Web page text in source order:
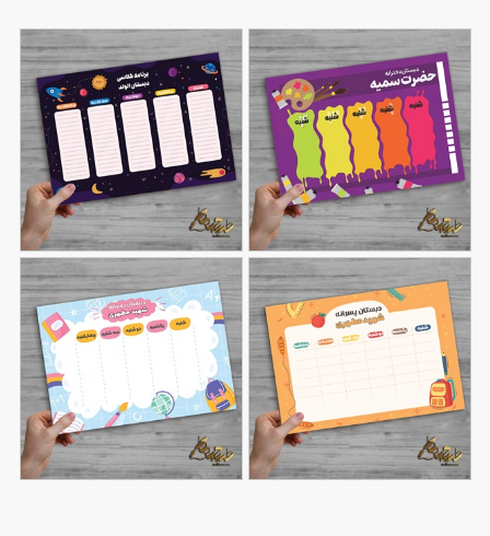
طرح برنامه هفتگی برای
مدرسه
94
طرح برنامه درسی برای
دبستان
177